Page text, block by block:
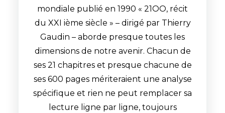
mondiale publié en 1990 « 21OO, récit
du XXI ième siècle » – dirigé par Thierry
Gaudin – aborde presque toutes les
dimensions de notre avenir. Chacun de
ses 21 chapitres et presque chacune de
ses 600 pages mériteraient une analyse
spécifique et rien ne peut remplacer sa
lecture ligne par ligne, toujours